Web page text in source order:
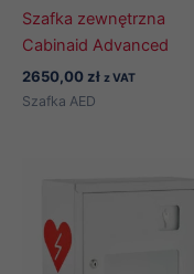
Szafka zewnętrzna
Cabinaid Advanced
2650,00 zł z VAT
Szafka AED